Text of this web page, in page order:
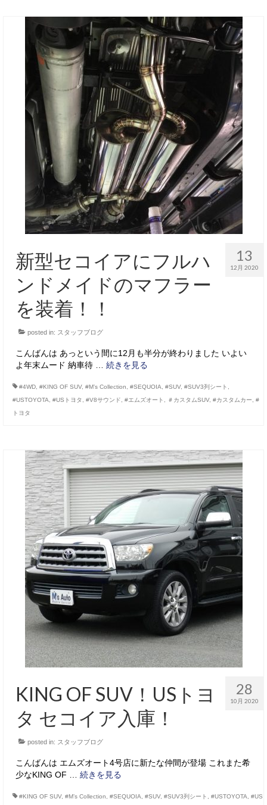
13
12月 2020
新型セコイアにフルハ
ンドメイドのマフラー
を装着！！
posted in: スタッフブログ
こんばんは あっという間に12月も半分が終わりました いよい
よ年末ムード 納車待 … 続きを見る
#4WD #KING OF SUV, #M’s Collection #SEQUOIA #SUV, #SUV3列シート
#USTOYOTA
#USトヨタ #V8サウンド #エムズオート ＃カスタムSUV, #カスタムカー
#
トヨタ
28
10月 2020
KING OF SUV！USトヨ
タ セコイア入庫！
posted in: スタッフブログ
こんばんは エムズオート4号店に新たな仲間が登場 これまた希
少なKING OF … 続きを見る
#KING OF SUV, #M’s Collection #SEQUOIA #SUV, #SUV3列シート #USTOYOTA
#US